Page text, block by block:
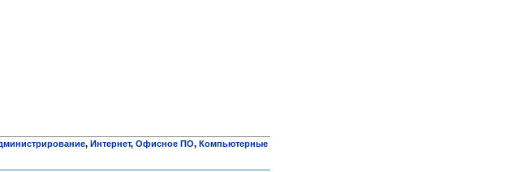
, Интернет, Офисное ПО, Компьютерные